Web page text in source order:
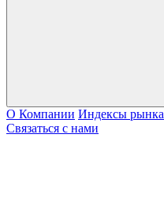
О Компании Индексы рынка
Связаться с нами